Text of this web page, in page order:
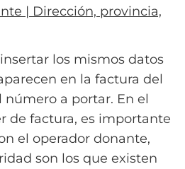
| Dirección, provincia,
los mismos datos
en la factura del
a portar. En el
de factura, es importante
el operador donante,
son los que existen